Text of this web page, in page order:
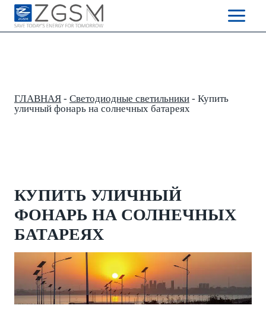
Skip
ГЛАВНАЯ - Светодиодные светильники - Купить
уличный фонарь на солнечных батареях
КУПИТЬ УЛИЧНЫЙ
ФОНАРЬ НА СОЛНЕЧНЫХ
БАТАРЕЯХ